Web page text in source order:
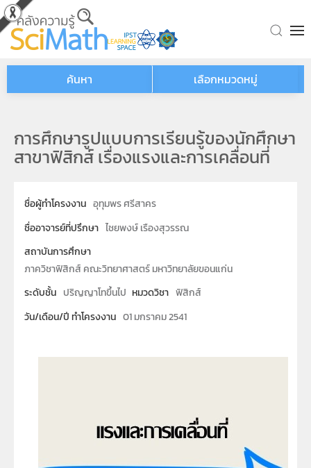
Skip to main content
ค้นหา เลือกหมวดหมู่
การศึกษารูปแบบการเรียนรู้ของนักศึกษา
สาขาฟิสิกส์ เรื่องแรงและการเคลื่อนที่
ชื่อผู้ทำโครงงาน อุทุมพร ศรีสาคร
ชื่ออาจารย์ที่ปรึกษา ไชยพงษ์ เรืองสุวรรณ
สถาบันการศึกษา
ภาควิชาฟิสิกส์ คณะวิทยาศาสตร์ มหาวิทยาลัยขอนแก่น
ระดับชั้น ปริญญาโทขึ้นไป หมวดวิชา ฟิสิกส์
วัน/เดือน/ปี ทำโครงงาน 01 มกราคม 2541